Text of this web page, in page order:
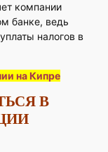
компании
банке, ведь
налогов в
на Кипре
В